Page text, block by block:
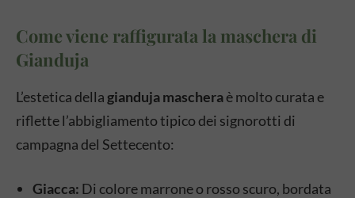
Come viene raffigurata la maschera di
Gianduja
L’estetica della gianduja mascheraè molto curata e
riflette l’abbigliamento tipico dei signorotti di
campagna del Settecento:
Giacca: Di colore marrone o rosso scuro, bordata